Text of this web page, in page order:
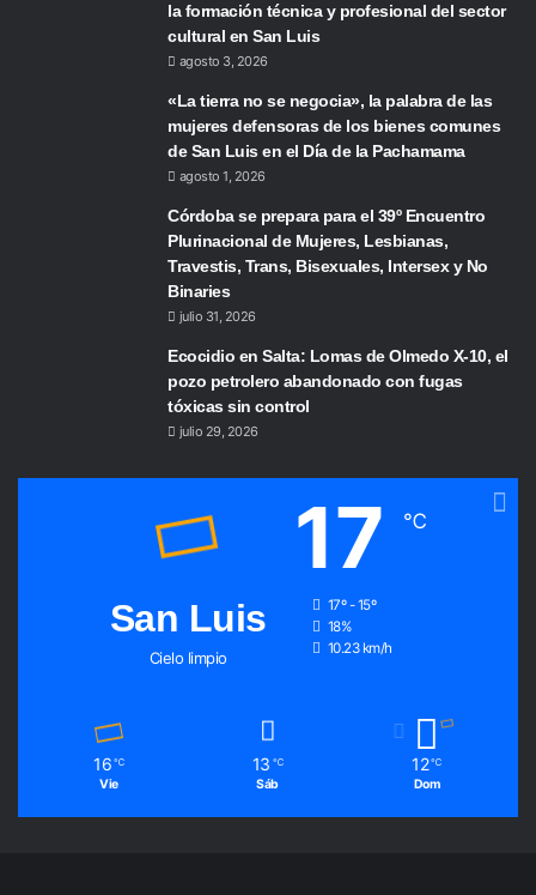
la formación técnica y profesional del sector
cultural en San Luis
agosto 3, 2026
«La tierra no se negocia», la palabra de las
mujeres defensoras de los bienes comunes
de San Luis en el Día de la Pachamama
agosto 1, 2026
Córdoba se prepara para el 39º Encuentro
Plurinacional de Mujeres, Lesbianas,
Travestis, Trans, Bisexuales, Intersex y No
Binaries
julio 31, 2026
Ecocidio en Salta: Lomas de Olmedo X-10, el
pozo petrolero abandonado con fugas
tóxicas sin control
julio 29, 2026
San Luis
Cielo limpio
17 ℃
17º - 15º
18%
10.23 km/h
16 ℃
Vie
13 ℃
Sáb
12 ℃
Dom